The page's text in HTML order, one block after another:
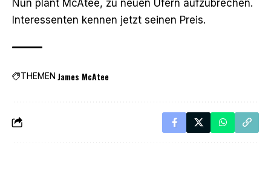
Nun plant McAtee, zu neuen Ufern aufzubrechen.
Interessenten kennen jetzt seinen Preis.
THEMEN James McAtee